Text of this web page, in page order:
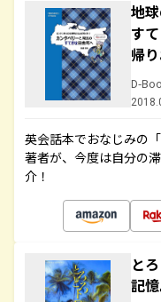
地
す
帰
D-
英会話本でおなじみの
著者が、今度は自分の
介！
と
記